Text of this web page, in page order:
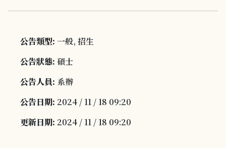
公告類型: 一般, 招生
公告狀態: 碩士
公告人員: 系辦
公告日期: 2024 / 11 / 18 09:20
更新日期: 2024 / 11 / 18 09:20